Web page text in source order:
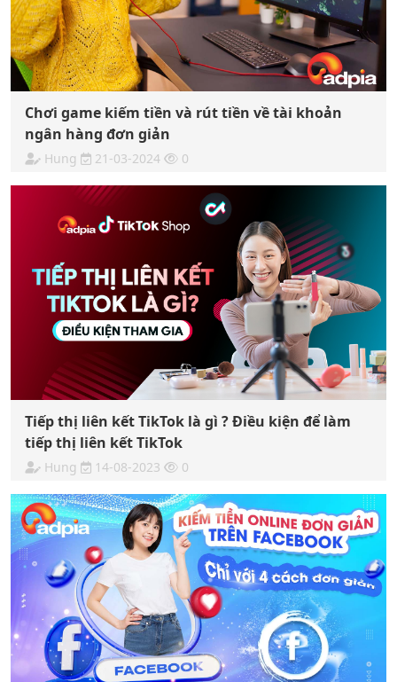
Chơi game kiếm tiền và rút tiền về tài khoản
ngân hàng đơn giản
Hung 21-03-2024 0
Tiếp thị liên kết TikTok là gì ? Điều kiện để làm
tiếp thị liên kết TikTok
Hung 14-08-2023 0